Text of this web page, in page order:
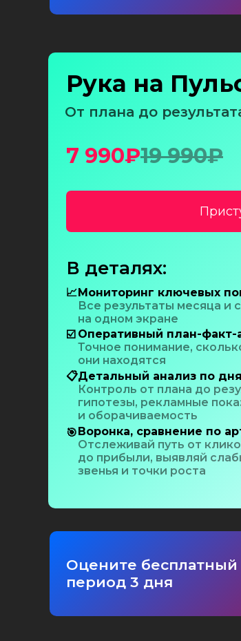
В деталях:
📈Мониторинг ключевых
Все результаты месяца и
на одном экране
☑️ Оперативный план-факт-
Точное понимание,
они находятся
📋Детальный анализ по
Контроль от плана до
гипотезы, рекламные
и оборачиваемость
🎯Воронка, сравнение по
Отслеживай путь от
до прибыли, выявляй
звенья и точки роста
7 990₽19 990₽
От плана до
Рука на
Оцените бесплатный
период 3 дня